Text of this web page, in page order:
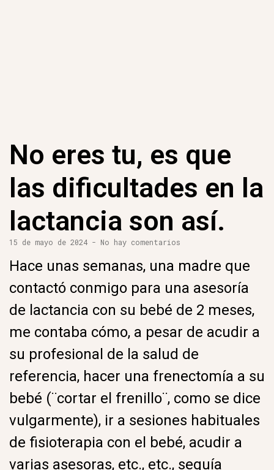
No eres tu, es que
las dificultades en la
lactancia son así.
15 de mayo de 2024 No hay comentarios
Hace unas semanas, una madre que
contactó conmigo para una asesoría
de lactancia con su bebé de 2 meses,
me contaba cómo, a pesar de acudir a
su profesional de la salud de
referencia, hacer una frenectomía a su
bebé (¨cortar el frenillo¨, como se dice
vulgarmente), ir a sesiones habituales
de fisioterapia con el bebé, acudir a
varias asesoras, etc., etc., seguía